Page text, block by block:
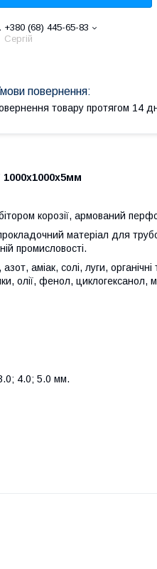
+380 (68) 445-65-83
Сергій
товару протягом 14
корозії, армований
матеріал для
промисловості.
азот, аміак, солі, луги,
олії, фенол, циклогексанол,
4.0; 5.0 мм.